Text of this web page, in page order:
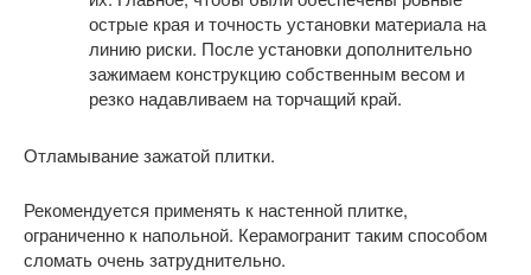
острые края и точность установки материала на
линию риски. После установки дополнительно
зажимаем конструкцию собственным весом и
резко надавливаем на торчащий край.
Отламывание зажатой плитки.
Рекомендуется применять к настенной плитке,
ограниченно к напольной. Керамогранит таким способом
сломать очень затруднительно.